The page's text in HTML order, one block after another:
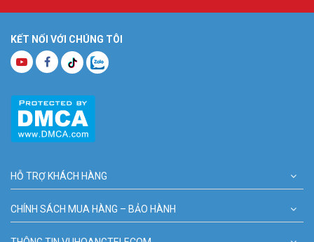
KẾT NỐI VỚI CHÚNG TÔI
HỖ TRỢ KHÁCH HÀNG
CHÍNH SÁCH MUA HÀNG – BẢO HÀNH